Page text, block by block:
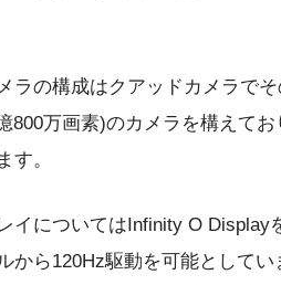
ラの構成はクアッドカメラで
800万画素)のカメラを構えて
す。
イについてはInfinity O Display
から120Hz駆動を可能として